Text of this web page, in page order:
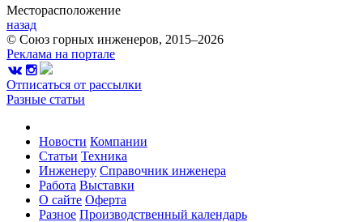
Месторасположение
назад
© Союз горных инженеров, 2015–2026
Реклама на портале
Отписаться от рассылки
Разные статьи
Новости Компании
Статьи Техника
Инженеру Справочник инженера
Работа Выставки
О сайте Оферта
Разное Производственный календарь